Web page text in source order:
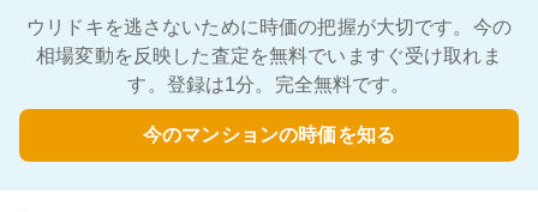
ウリドキを逃さないために時価の把握が大切です。今の
相場変動を反映した査定を無料でいますぐ受け取れま
す。登録は1分。完全無料です。
今のマンションの時価を知る